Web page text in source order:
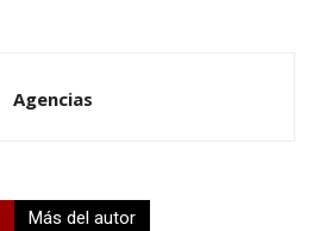
Agencias
Más del autor